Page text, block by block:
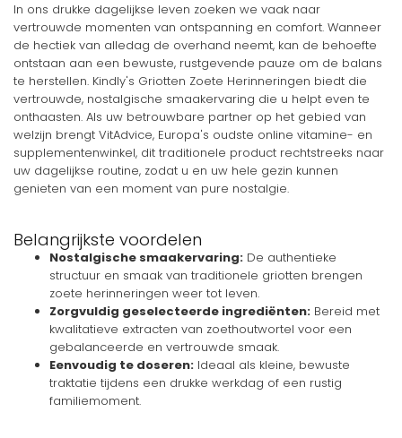
In ons drukke dagelijkse leven zoeken we vaak naar
vertrouwde momenten van ontspanning en comfort. Wanneer
de hectiek van alledag de overhand neemt, kan de behoefte
ontstaan aan een bewuste, rustgevende pauze om de balans
te herstellen. Kindly's Griotten Zoete Herinneringen biedt die
vertrouwde, nostalgische smaakervaring die u helpt even te
onthaasten. Als uw betrouwbare partner op het gebied van
welzijn brengt VitAdvice, Europa's oudste online vitamine- en
supplementenwinkel, dit traditionele product rechtstreeks naar
uw dagelijkse routine, zodat u en uw hele gezin kunnen
genieten van een moment van pure nostalgie.
Belangrijkste voordelen
Nostalgische smaakervaring: De authentieke
structuur en smaak van traditionele griotten brengen
zoete herinneringen weer tot leven.
Zorgvuldig geselecteerde ingrediënten: Bereid met
kwalitatieve extracten van zoethoutwortel voor een
gebalanceerde en vertrouwde smaak.
Eenvoudig te doseren: Ideaal als kleine, bewuste
traktatie tijdens een drukke werkdag of een rustig
familiemoment.